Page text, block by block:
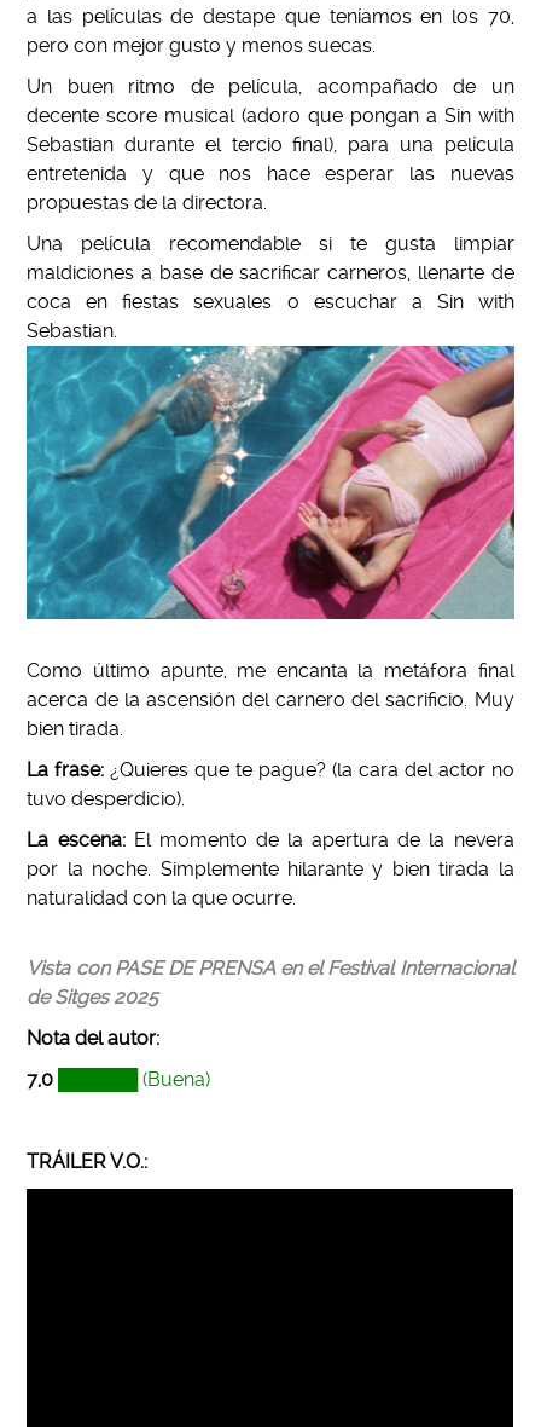
a las películas de destape que teníamos en los 70,
pero con mejor gusto y menos suecas.
Un buen ritmo de película, acompañado de un
decente score musical (adoro que pongan a Sin with
Sebastian durante el tercio final), para una película
entretenida y que nos hace esperar las nuevas
propuestas de la directora.
Una película recomendable si te gusta limpiar
maldiciones a base de sacrificar carneros, llenarte de
coca en fiestas sexuales o escuchar a Sin with
Sebastian.
Como último apunte, me encanta la metáfora final
acerca de la ascensión del carnero del sacrificio. Muy
bien tirada.
La frase: ¿Quieres que te pague? (la cara del actor no
tuvo desperdicio).
La escena:El momento de la apertura de la nevera
por la noche. Simplemente hilarante y bien tirada la
naturalidad con la que ocurre.
Vista con PASE DE PRENSA en el Festival Internacional
de Sitges 2025
Nota del autor:
7,0
██████(Buena)
TRÁILER V.O.: